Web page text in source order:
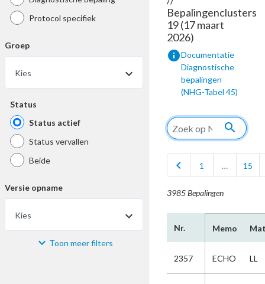
Protocol specifiek
Groep
Kies
Status
Status actief
Status vervallen
Beide
Versie opname
Kies
Materiaal Toon meer filters
Bepalingenclusters
19 (17 maart
2026)
infoDocumentatie
Diagnostische
bepalingen
(NHG-Tabel 45)
search
chevron_left 1 … 15
3985 Bepalingen
Nr. Memo
2357 ECHO LL